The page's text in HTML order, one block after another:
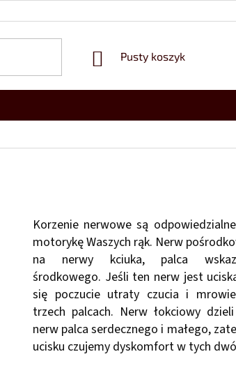
KOSZYK
Pusty koszyk
Korzenie nerwowe są
motorykę Waszych rąk. Nerw
na nerwy kciuka, palca
środkowego. Jeśli ten nerw jest
się poczucie utraty czucia i
trzech palcach. Nerw łokciowy
nerw palca serdecznego i małego,
ucisku czujemy dyskomfort w tych